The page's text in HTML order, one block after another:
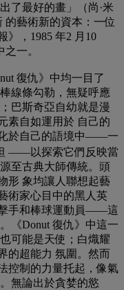
了最好的畫」（尚·米
的藝術新的資本：一位
》，1985 年2 月10
一。
復仇》中均一目了
線條勾勒，無疑呼應
巴斯奇亞自幼就是漫
素自如運用於 自己的
於自己的語境中——一
——以探索它們反映當
至古典大師傳統。頭
形 象均讓人聯想起藝
術家心目中的黑人英
手和棒球運動員——這
《Donut 復仇》中這一
可能是天使；白熾耀
的超能力 氛圍。然而
控制的力量托起，像氣
無論出於貪婪的慾